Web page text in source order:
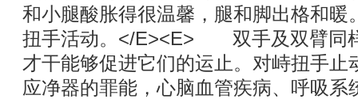
和小腿酸胀得很温馨，腿和脚出格
扭手活动。</E><E> 双手及双臂同
才干能够促进它们的运止。对峙扭手止
应净器的罪能，心脑血管疾病、呼吸系